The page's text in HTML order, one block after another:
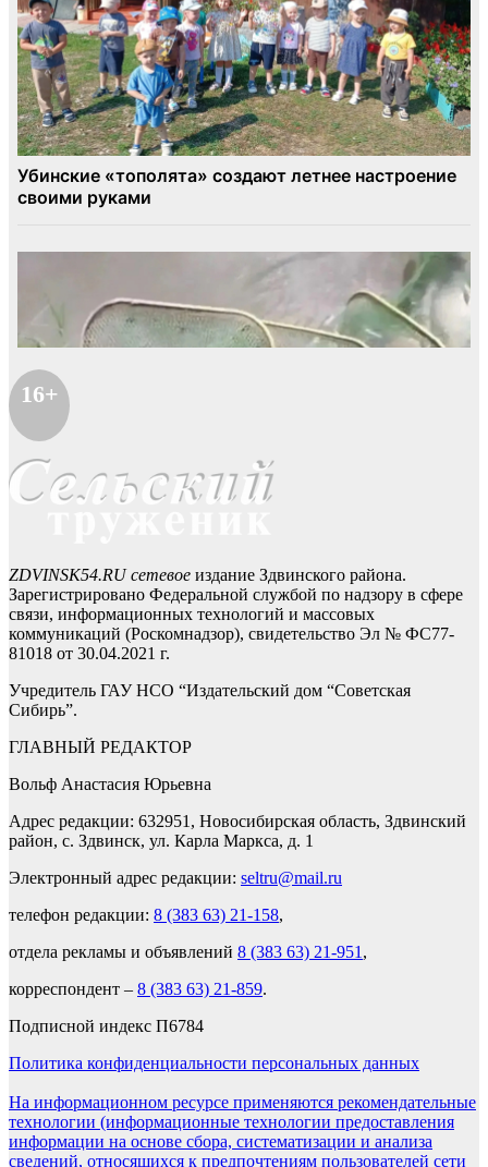
16+
ZDVINSK54.RU сетевое издание Здвинского района.
Зарегистрировано Федеральной службой по надзору в сфере
связи, информационных технологий и массовых
коммуникаций (Роскомнадзор), свидетельство Эл № ФС77-
81018 от 30.04.2021 г.
Учредитель ГАУ НСО “Издательский дом “Советская
Сибирь”.
ГЛАВНЫЙ РЕДАКТОР
Вольф Анастасия Юрьевна
Адрес редакции: 632951, Новосибирская область, Здвинский
район, с. Здвинск, ул. Карла Маркса, д. 1
Электронный адрес редакции: seltru@mail.ru
телефон редакции: 8 (383 63) 21-158,
отдела рекламы и объявлений 8 (383 63) 21-951 ,
корреспондент – 8 (383 63) 21-859.
Подписной индекс П6784
Политика конфиденциальности персональных данных
На информационном ресурсе применяются рекомендательные
технологии (информационные технологии предоставления
информации на основе сбора, систематизации и анализа
сведений, относящихся к предпочтениям пользователей сети